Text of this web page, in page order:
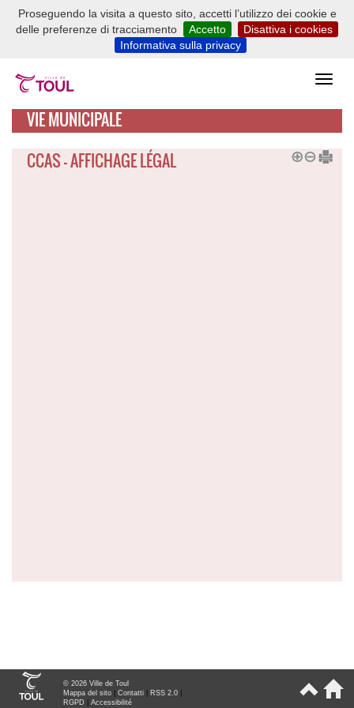
Proseguendo la visita a questo sito, accetti l’utilizzo dei cookie e
delle preferenze di tracciamento
Accetto
Disattiva i cookies
Informativa sulla privacy
VIE MUNICIPALE
CCAS - AFFICHAGE LÉGAL
© 2026 Ville de Toul
Mappa del sito
Contatti RSS 2.0
RGPD
Accessibilité